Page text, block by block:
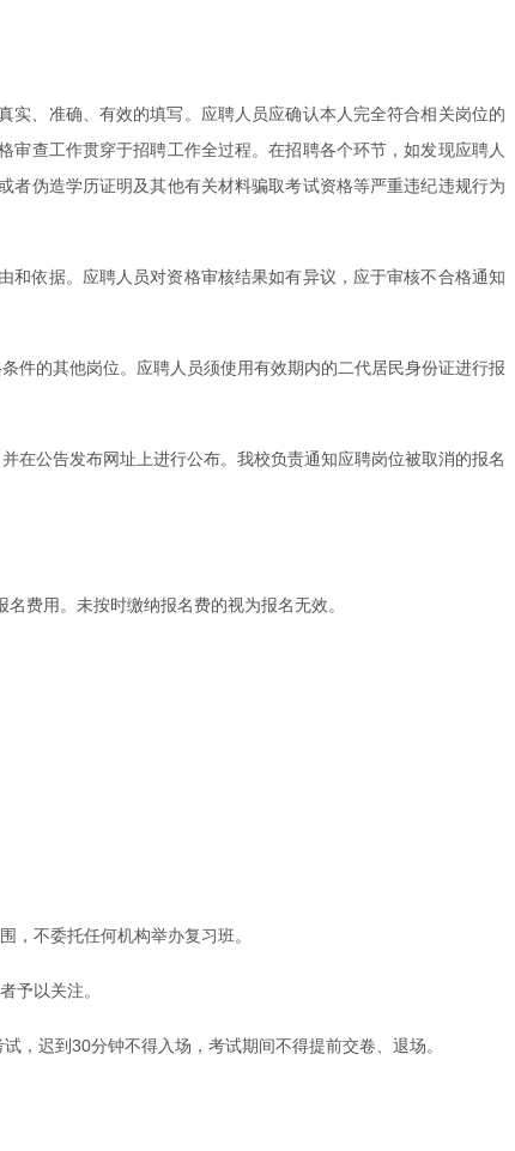
实、准确、有效的填写。应聘人员应确认本人完全符合相关岗位的
查工作贯穿于招聘工作全过程。在招聘各个环节，如发现应聘人
伪造学历证明及其他有关材料骗取考试资格等严重违纪违规行为
依据。应聘人员对资格审核结果如有异议，应于审核不合格通知
件的其他岗位。应聘人员须使用有效期内的二代居民身份证进行报
在公告发布网址上进行公布。我校负责通知应聘岗位被取消的报名
费用。未按时缴纳报名费的视为报名无效。
，不委托任何机构举办复习班。
予以关注。
，迟到30分钟不得入场，考试期间不得提前交卷、退场。